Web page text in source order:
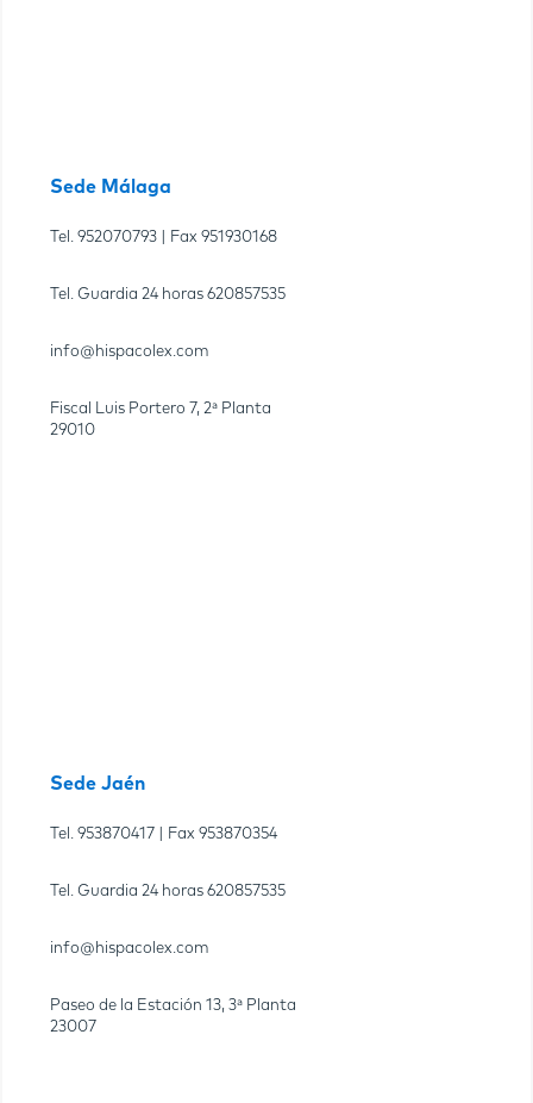
Sede Málaga
Tel. 952070793 | Fax 951930168
Tel. Guardia 24 horas 620857535
info@hispacolex.com
Fiscal Luis Portero 7, 2ª Planta
29010
Sede Jaén
Tel. 953870417 | Fax 953870354
Tel. Guardia 24 horas 620857535
info@hispacolex.com
Paseo de la Estación 13, 3ª Planta
23007